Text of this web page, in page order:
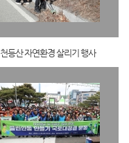
천등산 자연환경 살리기 행사